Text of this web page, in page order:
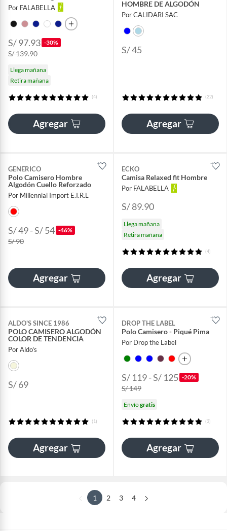
Por FALABELLA
S/ 97.93 -30%
S/ 139.90
Llega mañana
Retira mañana
(4)
Agregar
HOMBRE DE ALGODÓN
Por CALIDARI SAC
S/ 45
(22)
Agregar
GENERICO
Polo Camisero Hombre
Algodón Cuello Reforzado
Por Millennial Import E.I.R.L
S/ 49 - S/ 54 -46%
S/ 90
Agregar
ECKO
Camisa Relaxed fit Hombre
Por FALABELLA
S/ 89.90
Llega mañana
Retira mañana
(4)
Agregar
ALDO'S SINCE 1986
POLO CAMISERO ALGODÓN
COLOR DE TENDENCIA
Por Aldo's
S/ 69
(1)
Agregar
DROP THE LABEL
Polo Camisero - Piqué Pima
Por Drop the Label
S/ 119 - S/ 125 -20%
S/ 149
Envíogratis
(3)
Agregar
1 2 3 4